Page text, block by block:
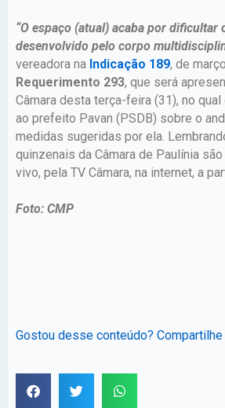
“O espaço (atual) acaba por dificultar
desenvolvido pelo corpo
vereadora na Indicação 189, de
Requerimento 293, que será
Câmara desta terça-feira (31), no
ao prefeito Pavan (PSDB) sobre o
medidas sugeridas por ela.
quinzenais da Câmara de Paulínia
vivo, pela TV Câmara, na internet, a
Foto: CMP
Gostou desse conteúdo? Compartilhe